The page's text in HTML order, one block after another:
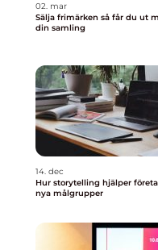
02. mar
Sälja frimärken så får du ut mest av
din samling
14. dec
Hur storytelling hjälper
nya målgrupper